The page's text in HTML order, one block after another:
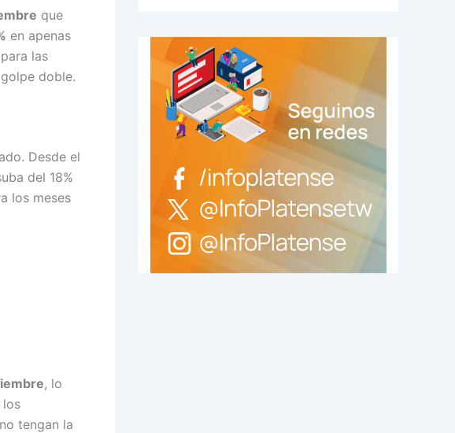
que
en apenas
las
doble.
Desde el
del 18%
los meses
, lo
los
tengan la